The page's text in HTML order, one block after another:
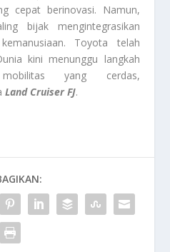
cepat berinovasi. Namun,
bijak mengintegrasikan
Toyota telah
kini menunggu langkah
yang cerdas,
Land Cruiser FJ.